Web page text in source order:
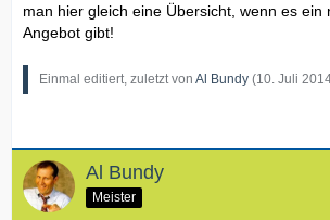
man hier gleich eine Übersicht, wenn es ein
Angebot gibt!
Einmal editiert, zuletzt von Al Bundy (10. Juli
Al Bundy
Meister